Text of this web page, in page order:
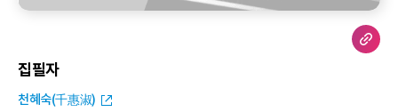
집필자
천혜숙(千惠淑)